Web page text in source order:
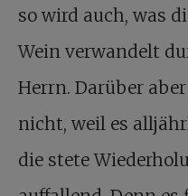
so wird auch, was
Wein verwandelt
Herrn. Darüber
nicht, weil es
die stete